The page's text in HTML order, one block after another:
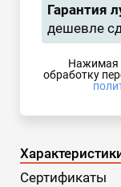
Гарантия
дешевле
Нажимая
Сертификаты